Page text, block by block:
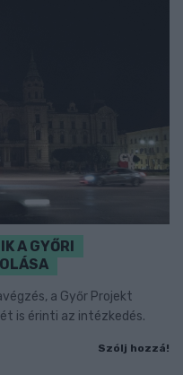
A GYŐRI
a Győr Projekt
is érinti az intézkedés.
Szólj hozzá!